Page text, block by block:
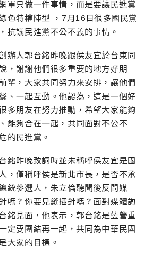
軍只做一件事情，而是要讓民進黨
色特權陣型 ，7月16日很多國民黨
抗議民進黨不公不義的事情。
辦人郭台銘昨晚跟侯友宜於台東同
，謝謝他們很多重要的地方好朋
輩，大家共同努力來安排，讓他們
、一起互動。他認為，這是一個好
多朋友在努力推動，希望大家能夠
能夠合在一起，共同面對不公不
的民進黨。
銘昨晚致詞時並未稱呼侯友宜是國
，僅稱呼侯是新北市長，是否不承
統參選人，朱立倫聽聞後反問媒
嗎？你要見縫插針嗎？面對媒體詢
銘見面，他表示，郭台銘是藍營重
定要團結再一起，共同為中華民國
大家的目標。